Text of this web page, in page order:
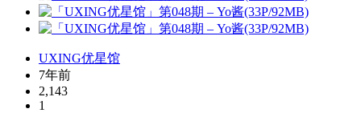
UXING优星馆
7年前
2,143
1